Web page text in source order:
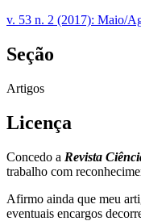
v. 53 n. 2 (2017): Maio/
Seção
Artigos
Licença
Concedo a Revista
trabalho com
Afirmo ainda que meu
eventuais encargos